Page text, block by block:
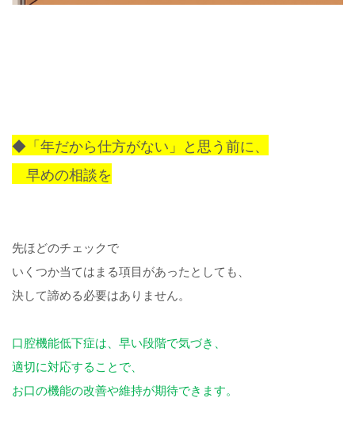
◆「年だから仕方がない」と思う前に、
早めの相談を
先ほどのチェックで
いくつか当てはまる項目があったとしても、
決して諦める必要はありません。
口腔機能低下症は、早い段階で気づき、
適切に対応することで、
お口の機能の改善や維持が期待できます。